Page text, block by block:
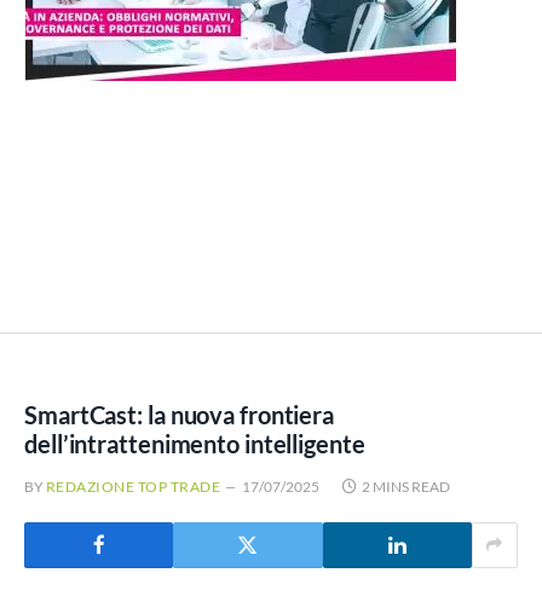
SmartCast: la nuova frontiera
dell’intrattenimento intelligente
BY REDAZIONE TOP TRADE 17/07/2025 2 MINS READ